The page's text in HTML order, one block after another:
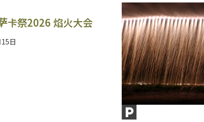
卡祭2026 焰火大会
日